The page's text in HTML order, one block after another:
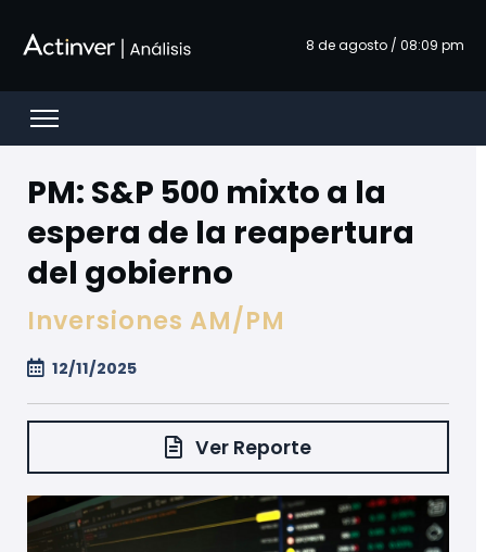
8 de agosto / 08:09 pm
Open menu
PM: S&P 500 mixto a la
espera de la reapertura
del gobierno
Inversiones AM/PM
12/11/2025
Ver Reporte